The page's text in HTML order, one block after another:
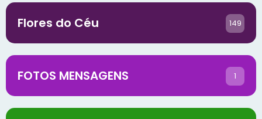
Flores do Céu 149
FOTOS MENSAGENS 1